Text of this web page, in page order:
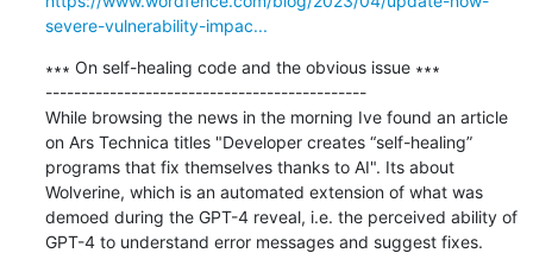
severe-vulnerability-impac...
∗∗∗ On self-healing code and the obvious issue ∗∗∗
---------------------------------------------
While browsing the news in the morning Ive found an article
on Ars Technica titles "Developer creates “self-healing”
programs that fix themselves thanks to AI". Its about
Wolverine, which is an automated extension of what was
demoed during the GPT-4 reveal, i.e. the perceived ability of
GPT-4 to understand error messages and suggest fixes.